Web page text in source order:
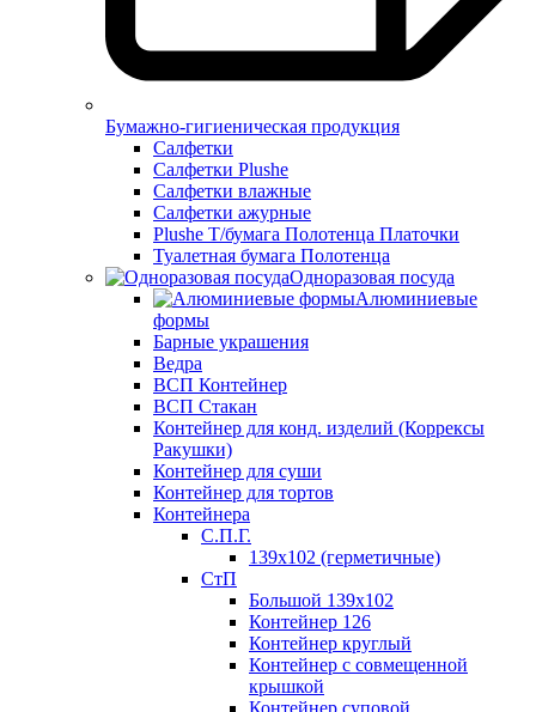
Бумажно-гигиеническая продукция
Салфетки
Салфетки Plushe
Салфетки влажные
Салфетки ажурные
Plushe Т/бумага Полотенца Платочки
Туалетная бумага Полотенца
Одноразовая посуда
Алюминиевые
формы
Барные украшения
Ведра
ВСП Контейнер
ВСП Стакан
Контейнер для конд. изделий (Коррексы
Ракушки)
Контейнер для суши
Контейнер для тортов
Контейнера
С.П.Г.
139х102 (герметичные)
СтП
Большой 139х102
Контейнер 126
Контейнер круглый
Контейнер с совмещенной
крышкой